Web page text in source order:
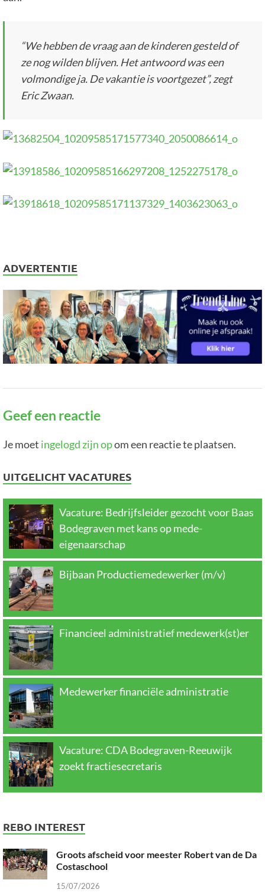
“We hebben de vraag aan de kinderen gesteld of
ze nog wilden blijven. Het antwoord was een
volmondige ja. De vakantie is voortgezet”, zegt
Eric Zwaan.
ADVERTENTIE
Geef een reactie
Je moet ingelogd zijn opom een reactie te plaatsen.
UITGELICHT VACATURES
Vacature: Bedrijfsleider gezocht voor Baas
Bodegraven met kans op mede-
eigenaarschap
Bijbaan Productiemedewerker (m/v)
Financieel administratief medewerk(st)er
Medewerker financiële administratie
Vacature: CDA Bodegraven-Reeuwijk
zoekt fractiesecretaris
REBO INTEREST
Groots afscheid voor meester Robert van de Da
Costaschool
15/07/2026